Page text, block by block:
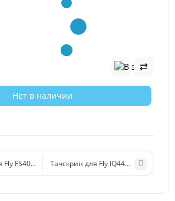
Нет в наличии
Fly FS403 (Cumulus 1) (черный)
Тачскрин для Fly IQ4401 (Era